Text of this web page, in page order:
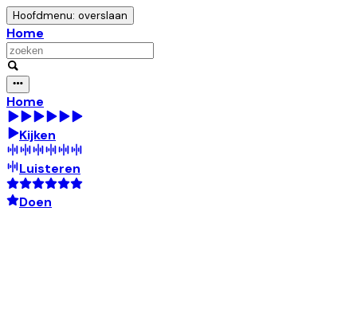
Hoofdmenu: overslaan
Home
Home
Kijken
Luisteren
Doen